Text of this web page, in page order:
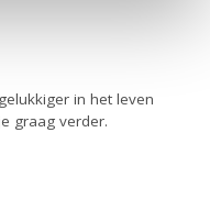
in het leven
graag verder.